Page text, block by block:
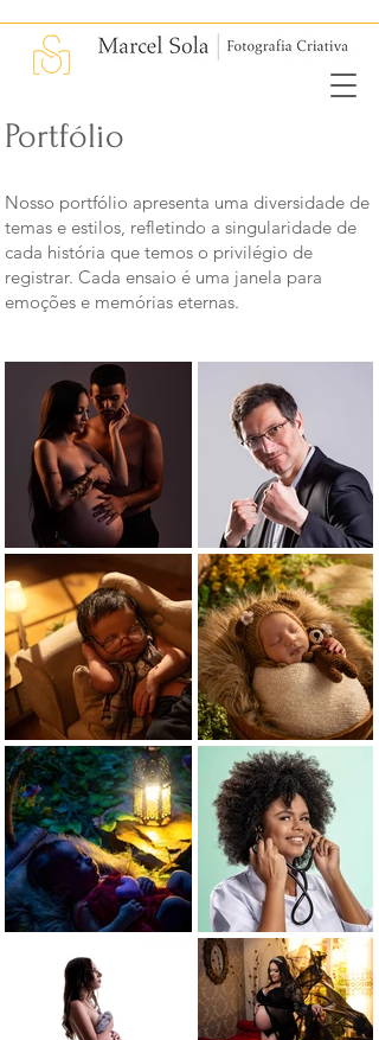
Portfólio
Nosso portfólio apresenta uma diversidade de
temas e estilos, refletindo a singularidade de
cada história que temos o privilégio de
registrar. Cada ensaio é uma janela para
emoções e memórias eternas.